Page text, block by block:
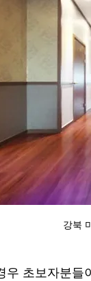
강북
우 초보자분